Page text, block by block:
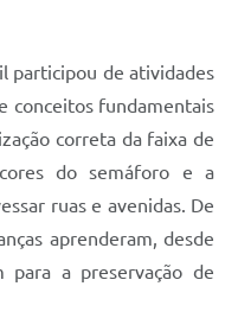
participou de atividades
conceitos fundamentais
correta da faixa de
do semáforo e a
ruas e avenidas. De
aprenderam, desde
para a preservação de